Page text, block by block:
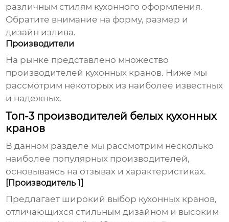
различным стилям кухонного оформления.
Обратите внимание на форму, размер и
дизайн излива.
Производители
На рынке представлено множество
производителей кухонных кранов. Ниже мы
рассмотрим некоторых из наиболее известных
и надежных.
Топ-3 производителей белых кухонных
кранов
В данном разделе мы рассмотрим несколько
наиболее популярных производителей,
основываясь на отзывах и характеристиках.
[Производитель 1]
Предлагает широкий выбор кухонных кранов,
отличающихся стильным дизайном и высоким